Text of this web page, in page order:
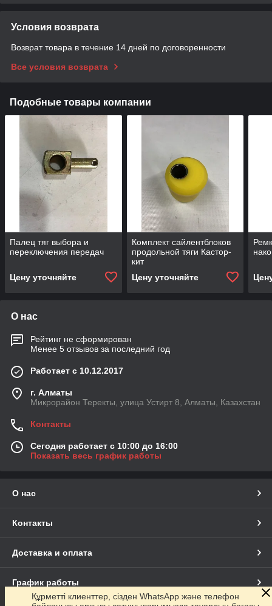
Условия возврата
Возврат товара в течение 14 дней по договоренности
Все условия возврата
Подобные товары компании
Палец тяг выбора и
переключения передач
Цену уточняйте
Комплект сайлентблоков
продольной тяги Кастор-
кит
Цену уточняйте
О нас
Рейтинг не сформирован
Менее 5 отзывов за последний год
Работает с 10.12.2017
г. Алматы
Микрорайон Теректы, улица Устирт 8, Алматы, Казахстан
Контакты
Сегодня работает с 10:00 до 16:00
Показать весь график работы
О нас
Контакты
Доставка и оплата
График работы
Құрметті клиенттер, сізден WhatsApp және телефон